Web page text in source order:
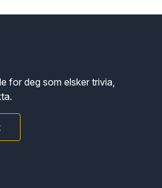
for deg som elsker trivia,